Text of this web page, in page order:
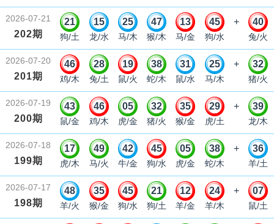
2026-07-21
202期
21
狗/土
15
龙/水
25
马/木
47
猴/木
13
马/金
45
狗/水
+ 40
兔/火
2026-07-20
201期
46
鸡/木
28
兔/土
19
鼠/火
38
蛇/木
31
鼠/水
25
马/木
+ 32
猪/火
2026-07-19
200期
43
鼠/金
46
鸡/木
05
虎/金
32
猪/火
35
猴/金
29
虎/土
+ 39
龙/木
2026-07-18
199期
17
虎/木
49
马/火
42
牛/金
45
狗/水
05
虎/金
38
蛇/木
+ 36
羊/土
2026-07-17
198期
48
羊/火
35
猴/金
45
狗/水
21
狗/土
12
羊/金
24
羊/木
+ 07
鼠/土